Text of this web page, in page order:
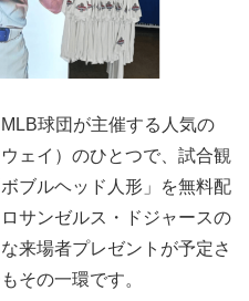
球団が主催する人気の
ェイ）のひとつで、試合観
ブルヘッド人形」を無料配
サンゼルス・ドジャースの
来場者プレゼントが予定さ
その一環です。